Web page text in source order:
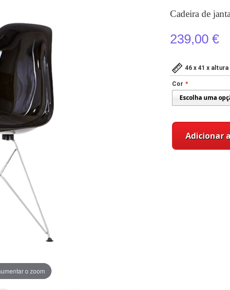
Cadeira de
239,00 €
46 x 41 x
Cor
Adicionar
o zoom